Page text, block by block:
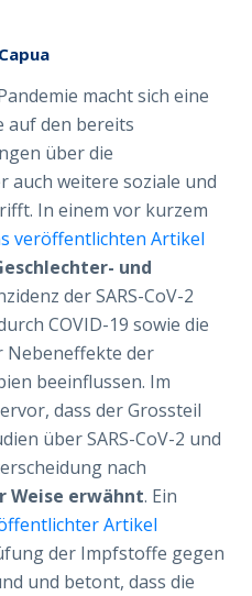
macht sich eine
auf den bereits
über die
auch weitere soziale und
In einem vor kurzem
veröffentlichten Artikel
und
der SARS-CoV-2
COVID-19 sowie die
Nebeneffekte der
beeinflussen. Im
dass der Grossteil
über SARS-CoV-2 und
nach
Weise erwähnt. Ein
Artikel
der Impfstoffe gegen
und betont, dass die